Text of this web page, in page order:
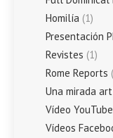
Homilía (1)
Presentación
Revistes (1)
Rome Reports
Una mirada
Vídeo YouTube
Vídeos